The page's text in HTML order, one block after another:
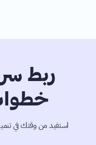
ربط
استفيد من وقتك في تنمية